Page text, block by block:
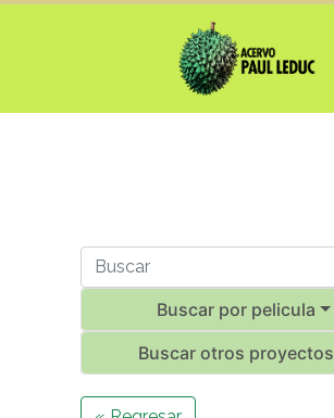
Buscar por pelicula
Buscar otros proyectos